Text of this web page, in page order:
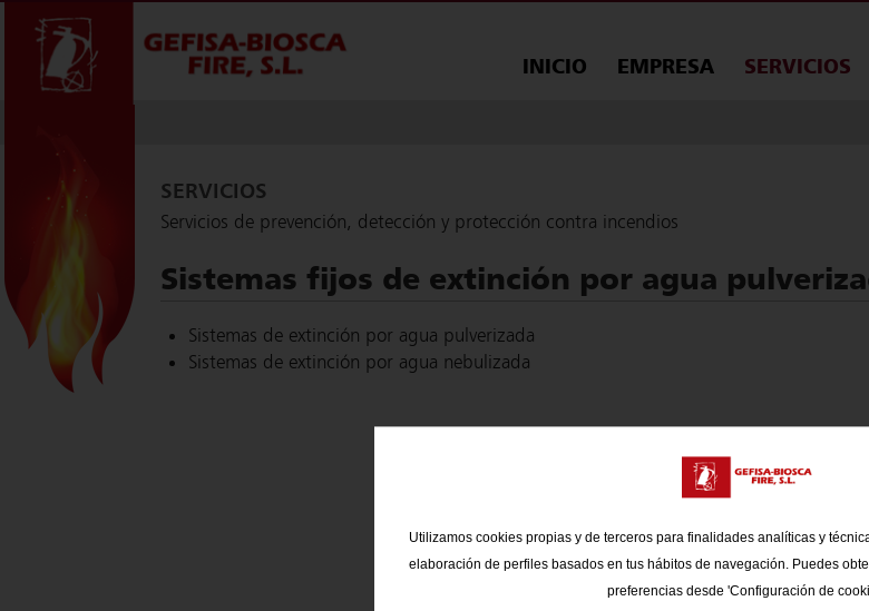
INICIO EMPRESA SERVICIOS
SERVICIOS
Servicios de prevención, detección y protección contra incendios
Sistemas fijos de extinción por agua
Sistemas de extinción por agua pulverizada
Sistemas de extinción por agua nebulizada
Utilizamos cookies propias y de terceros para finalidades analíticas y
elaboración de perfiles basados en tus hábitos de navegación. Puedes
preferencias desde 'Configuración de